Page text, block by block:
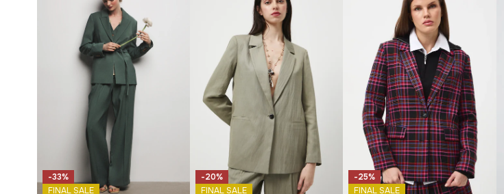
-33%
FINAL SALE
-20%
FINAL SALE
-25%
FINAL SALE